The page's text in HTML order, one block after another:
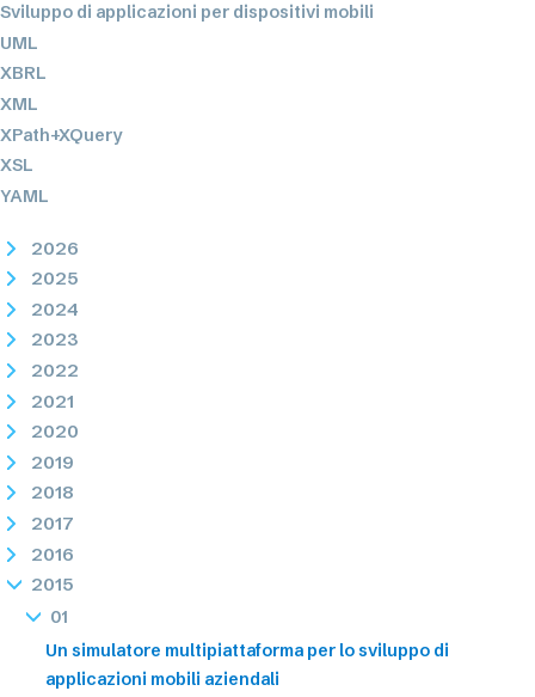
Sviluppo di applicazioni per dispositivi mobili
UML
XBRL
XML
XPath+XQuery
XSL
YAML
2026
2025
2024
2023
2022
2021
2020
2019
2018
2017
2016
2015
01
Un simulatore multipiattaforma per lo sviluppo di
applicazioni mobili aziendali